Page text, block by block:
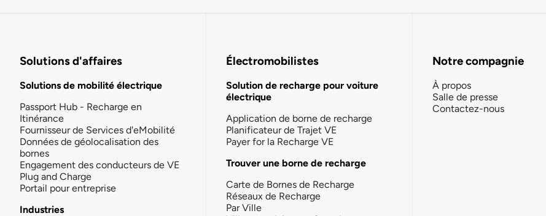
Solutions d'affaires
Solutions de mobilité électrique
Passport Hub - Recharge en
Itinérance
Fournisseur de Services d'eMobilité
Données de géolocalisation des
bornes
Engagement des conducteurs de VE
Plug and Charge
Portail pour entreprise
Industries
Électromobilistes
Solution de recharge pour voiture
électrique
Application de borne de recharge
Planificateur de Trajet VE
Payer for la Recharge VE
Trouver une borne de recharge
Carte de Bornes de Recharge
Réseaux de Recharge
Par Ville
Notre compagnie
À propos
Salle de presse
Contactez-nous